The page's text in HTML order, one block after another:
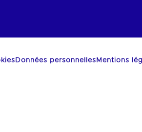
Données personnelles Mentions